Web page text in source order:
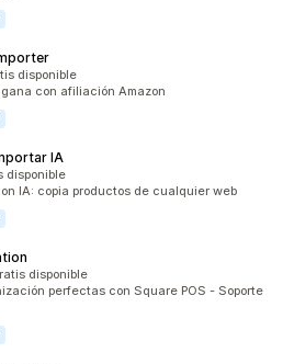
disponible
con afiliación Amazon
IA
disponible
IA: copia productos de cualquier web
disponible
perfectas con Square POS - Soporte